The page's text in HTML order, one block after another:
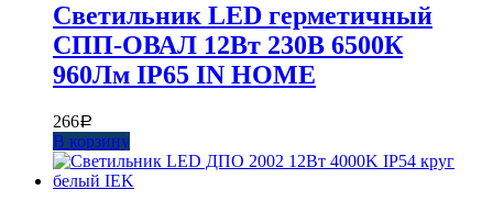
Светильник LED герметичный
СПП-ОВАЛ 12Вт 230В 6500К
960Лм IP65 IN HOME
266Р
В корзину